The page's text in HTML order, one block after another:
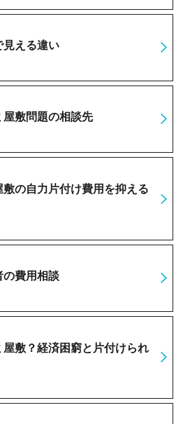
見える違い
敷問題の相談先
の自力片付け費用を抑える
の費用相談
敷？経済困窮と片付けられ